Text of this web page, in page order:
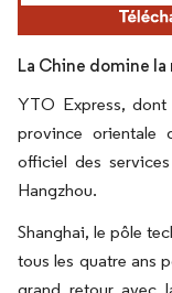
La Chine domine
YTO Express,
province orientale
officiel des
Hangzhou.
Shanghai, le pôle
tous les quatre ans